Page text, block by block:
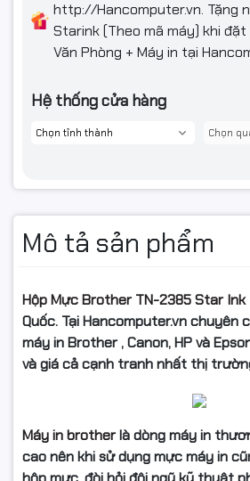
http://Hancomputer.vn. Tặng
Starink (Theo mã máy) khi đặt
Văn Phòng + Máy in tại
Hệ thống cửa hàng
Mô tả sản phẩm
Hộp Mực Brother TN-2385 Star Ink
Quốc. Tại Hancomputer.vn chuyên
máy in Brother , Canon, HP và
và giá cả cạnh tranh nhất thị
Máy in brotherlà dòng máy in
cao nên khi sử dụng mực máy in